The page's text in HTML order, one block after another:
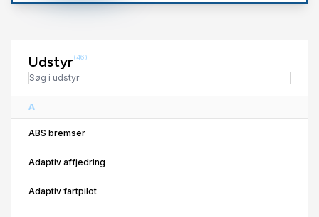
Udstyr(46)
A
ABS bremser
Adaptiv affjedring
Adaptiv fartpilot